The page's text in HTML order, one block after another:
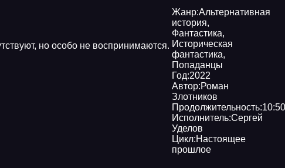
но особо не воспринимаются.
Жанр:Альтернативная
история,
Фантастика,
Историческая
фантастика,
Попаданцы
Год:2022
Автор:Роман
Злотников
Продолжительность:
Исполнитель:Сергей
Уделов
Цикл:Настоящее
прошлое